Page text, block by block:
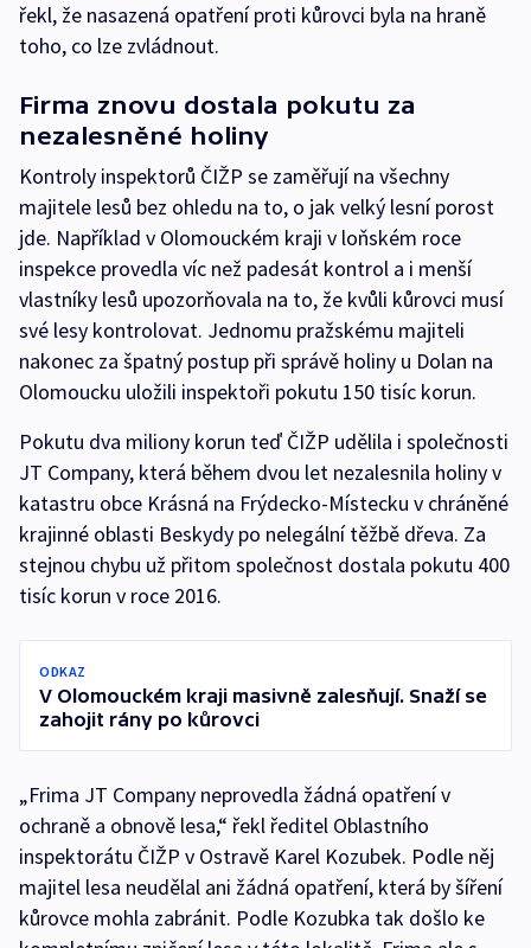
řekl, že nasazená opatření proti kůrovci byla na hraně
toho, co lze zvládnout.
Firma znovu dostala pokutu za
nezalesněné holiny
Kontroly inspektorů ČIŽP se zaměřují na všechny
majitele lesů bez ohledu na to, o jak velký lesní porost
jde. Například v Olomouckém kraji v loňském roce
inspekce provedla víc než padesát kontrol a i menší
vlastníky lesů upozorňovala na to, že kvůli kůrovci musí
své lesy kontrolovat. Jednomu pražskému majiteli
nakonec za špatný postup při správě holiny u Dolan na
Olomoucku uložili inspektoři pokutu 150 tisíc korun.
Pokutu dva miliony korun teď ČIŽP udělila i společnosti
JT Company, která během dvou let nezalesnila holiny v
katastru obce Krásná na Frýdecko-Místecku v chráněné
krajinné oblasti Beskydy po nelegální těžbě dřeva. Za
stejnou chybu už přitom společnost dostala pokutu 400
tisíc korun v roce 2016.
ODKAZ
V Olomouckém kraji masivně zalesňují. Snaží se
zahojit rány po kůrovci
„Frima JT Company neprovedla žádná opatření v
ochraně a obnově lesa,“ řekl ředitel Oblastního
inspektorátu ČIŽP v Ostravě Karel Kozubek. Podle něj
majitel lesa neudělal ani žádná opatření, která by šíření
kůrovce mohla zabránit. Podle Kozubka tak došlo ke